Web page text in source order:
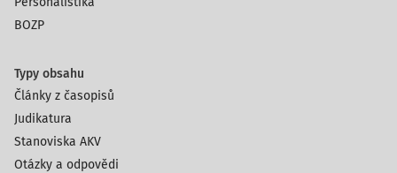
BOZP
Typy obsahu
Články z časopisů
Judikatura
Stanoviska AKV
Otázky a odpovědi